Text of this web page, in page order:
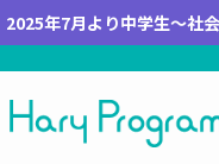
2025年7月より中学生～社